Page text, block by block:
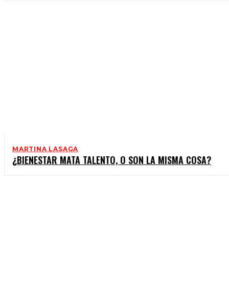
MARTINA LASAGA
¿BIENESTAR MATA TALENTO, O SON LA MISMA COSA?